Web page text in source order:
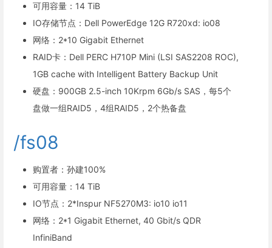
可用容量：14 TiB
IO存储节点：Dell PowerEdge 12G R720xd: io08
网络：2*10 Gigabit Ethernet
RAID卡：Dell PERC H710P Mini (LSI SAS2208 ROC),
1GB cache with Intelligent Battery Backup Unit
硬盘：900GB 2.5-inch 10Krpm 6Gb/s SAS，每5个
盘做一组RAID5，4组RAID5，2个热备盘
/fs08
购置者：孙建100%
可用容量：14 TiB
IO节点：2*Inspur NF5270M3: io10 io11
网络：2*1 Gigabit Ethernet, 40 Gbit/s QDR
InfiniBand